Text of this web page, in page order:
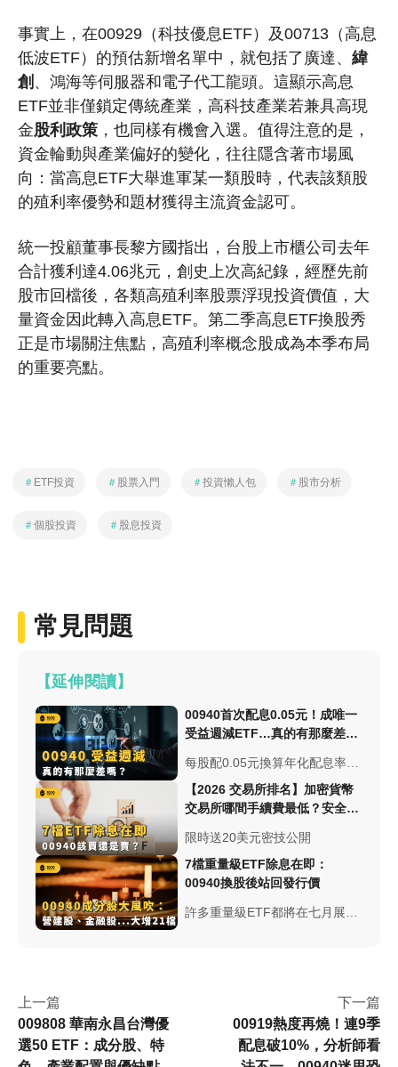
事實上，在00929（科技優息ETF）及00713（高息
低波ETF）的預估新增名單中，就包括了廣達、 緯
創 、鴻海等伺服器和電子代工龍頭。這顯示高息
ETF並非僅鎖定傳統產業，高科技產業若兼具高現
金股利政策 ，也同樣有機會入選。值得注意的是，
資金輪動與產業偏好的變化，往往隱含著市場風
向：當高息ETF大舉進軍某一類股時，代表該類股
的殖利率優勢和題材獲得主流資金認可。
統一投顧董事長黎方國指出，台股上市櫃公司去年
合計獲利達4.06兆元，創史上次高紀錄，經歷先前
股市回檔後，各類高殖利率股票浮現投資價值，大
量資金因此轉入高息ETF。第二季高息ETF換股秀
正是市場關注焦點，高殖利率概念股成為本季布局
的重要亮點。
＃ ETF投資 ＃ 股票入門 ＃投資懶人包 ＃ 股市分析
＃個股投資 ＃ 股息投資
常見問題
【延伸閱讀】
00940首次配息0.05元！成唯一
受益週減ETF…真的有那麼差
每股配0.05元換算年化配息率約
6％，似乎傷了廣大股民的心，
00929 近兩次配息金額都是0.2
元，金額是00940的4倍。00940
真的如市場所說的爛嗎?
【2026 交易所排名】加密貨幣
交易所哪間手續費最低？安全性
限時送20美元密技公開
7檔重量級ETF除息在即：
00940換股後站回發行價
許多重量級ETF都將在七月展開
上一篇
009808 華南永昌台灣優
選50 ETF：成分股、特
下一篇
00919熱度再燒！連9季
配息破10%，分析師看